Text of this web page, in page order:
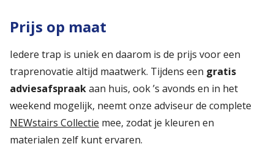
Prijs op maat
Iedere trap is uniek en daarom is de prijs voor een
traprenovatie altijd maatwerk. Tijdens een gratis
adviesafspraakaan huis, ook ’s avonds en in het
weekend mogelijk, neemt onze adviseur de complete
NEWstairs Collectie mee, zodat je kleuren en
materialen zelf kunt ervaren.